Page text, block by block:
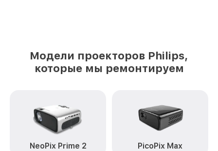
Модели проекторов Philips,
которые мы ремонтируем
NeoPix Prime 2 PicoPix Max